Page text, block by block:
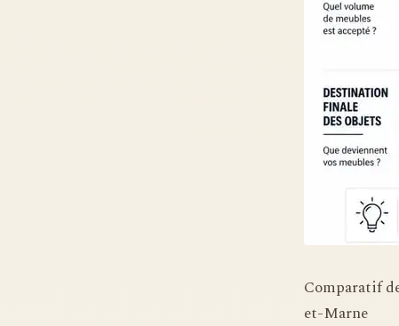
Comparatif
et-Marne